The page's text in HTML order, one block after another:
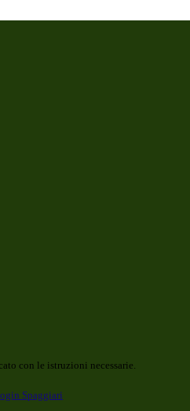
con le istruzioni necessarie.
Spaggiari